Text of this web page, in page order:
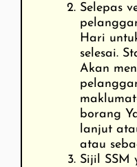
Selepas
Hari
selesai.
Akan
borang
lanjut
atau
Sijil SSM